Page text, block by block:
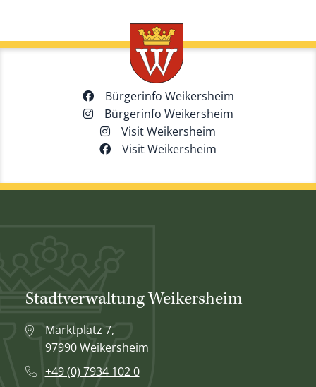
Bürgerinfo Weikersheim
Bürgerinfo Weikersheim
Visit Weikersheim
Visit Weikersheim
Stadtverwaltung Weikersheim
Marktplatz 7,
97990 Weikersheim
+49 (0) 7934 102 0